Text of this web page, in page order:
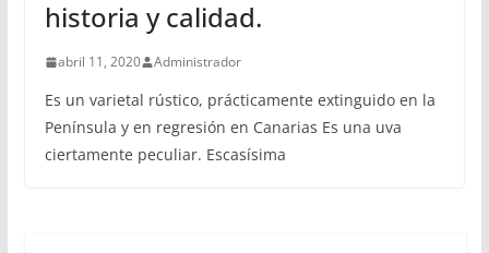
historia y calidad.
abril 11, 2020 Administrador
Es un varietal rústico, prácticamente extinguido en la
Península y en regresión en Canarias Es una uva
ciertamente peculiar. Escasísima